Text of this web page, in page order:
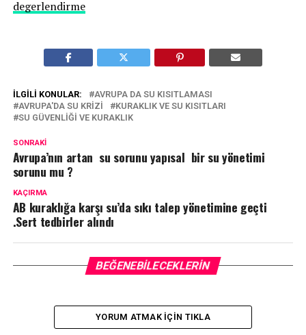
degerlendirme
İLGILI KONULAR:
AVRUPA DA SU KISITLAMASI
AVRUPA'DA SU KRIZI
KURAKLIK VE SU KISITLARI
SU GÜVENLIĞI VE KURAKLIK
SONRAKI
Avrupa’nın artan su sorunu yapısal bir su yönetimi
sorunu mu ?
KAÇIRMA
AB kuraklığa karşı su’da sıkı talep yönetimine geçti
.Sert tedbirler alındı
BEĞENEBILECEKLERIN
YORUM ATMAK IÇIN TIKLA